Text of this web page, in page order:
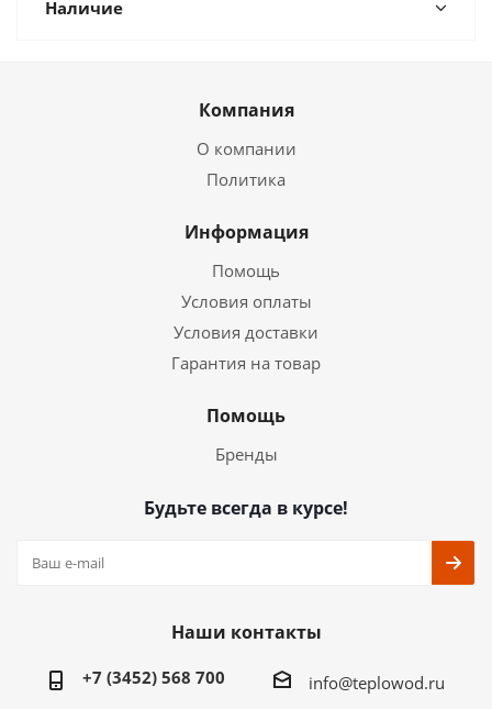
Наличие
Компания
О компании
Политика
Информация
Помощь
Условия оплаты
Условия доставки
Гарантия на товар
Помощь
Бренды
Будьте всегда в курсе!
Наши контакты
+7 (3452) 568 700 info@teplowod.ru